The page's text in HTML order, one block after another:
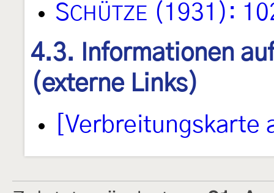
SCHÜTZE (1931):
4.3. Informationen
(externe Links)